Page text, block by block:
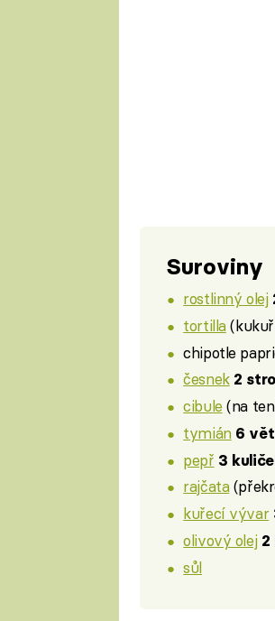
Suroviny
rostlinný olej
tortilla
chipotle
česnek 2
cibule (na
tymián 6
pepř 3
rajčata
kuřecí vývar
olivový olej 2
sůl